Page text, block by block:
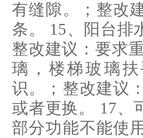
有缝隙。；整改
条。 15、阳台排
整改建议：要求
璃，楼梯玻璃
识。；整改建议
或者更换。 17、
部分功能不能使